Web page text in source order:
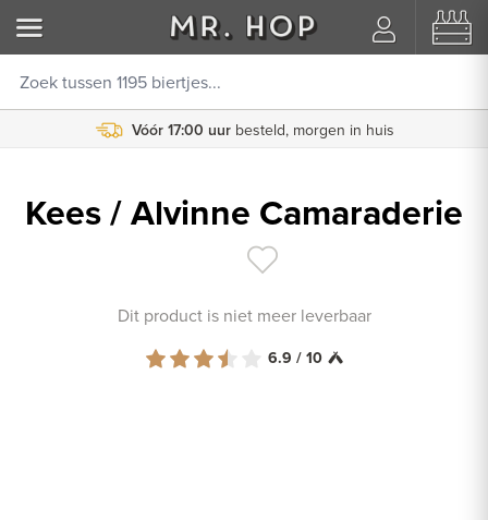
Vóór 17:00 uur besteld, morgen in huis
Koppel je Untappd account
Kees / Alvinne Camaraderie
Dit product is niet meer leverbaar
6.9 / 10